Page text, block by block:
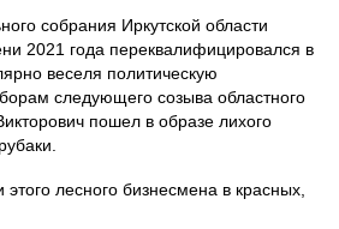
собрания Иркутской области
2021 года переквалифицировался в
веселя политическую
следующего созыва областного
пошел в образе лихого
лесного бизнесмена в красных,